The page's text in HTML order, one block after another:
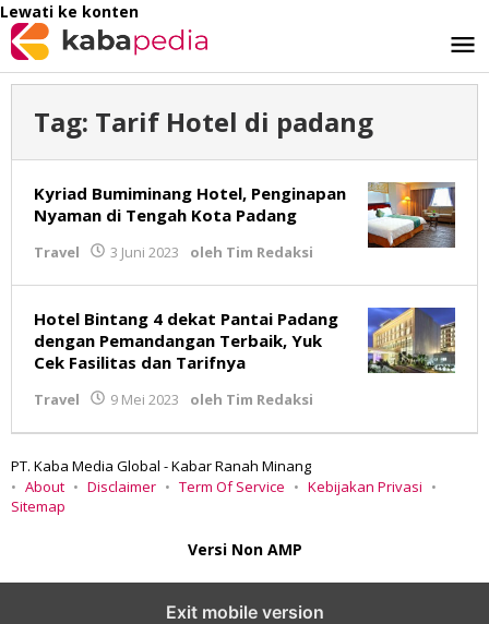
Lewati ke konten
Tag: Tarif Hotel di padang
Kyriad Bumiminang Hotel, Penginapan
Nyaman di Tengah Kota Padang
Travel 3 Juni 2023 oleh Tim Redaksi
Hotel Bintang 4 dekat Pantai Padang
dengan Pemandangan Terbaik, Yuk
Cek Fasilitas dan Tarifnya
Travel 9 Mei 2023 oleh Tim Redaksi
PT. Kaba Media Global - Kabar Ranah Minang
About
Disclaimer Term Of Service
Kebijakan Privasi
Sitemap
Versi Non AMP
Exit mobile version